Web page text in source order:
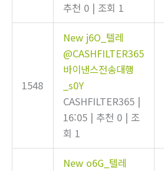
추천 0 | 조회 1
1548
New j6O_텔레
@CASHFILTER365
바이낸스전송대행
_s0Y
CASHFILTER365 |
16:05 | 추천 0 | 조
회 1
New o6G_텔레